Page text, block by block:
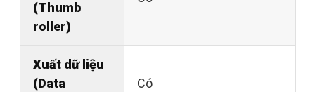
(Thumb
roller)
Xuất dữ liệu
(Data
Có